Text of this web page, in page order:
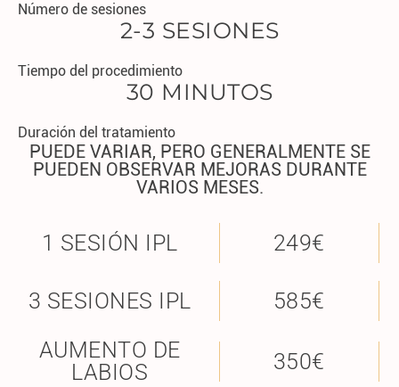
Número de sesiones
2-3 SESIONES
Tiempo del procedimiento
30 MINUTOS
Duración del tratamiento
PUEDE VARIAR, PERO GENERALMENTE SE
PUEDEN OBSERVAR MEJORAS DURANTE
VARIOS MESES.
1 SESIÓN IPL 249€
3 SESIONES IPL
585€
AUMENTO DE
LABIOS
350€